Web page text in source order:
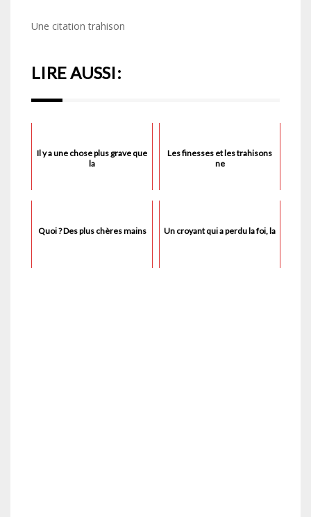
Une citation trahison
LIRE AUSSI:
Il y a une chose plus grave que
la
Les finesses et les trahisons
ne
Quoi ? Des plus chères mains Un croyant qui a perdu la foi, la